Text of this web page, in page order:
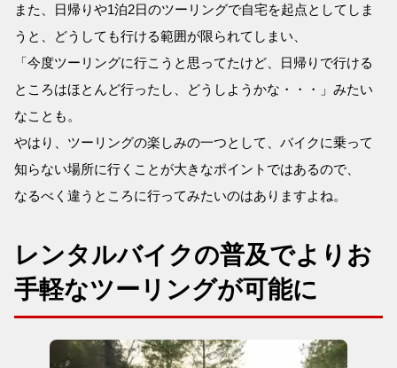
また、日帰りや1泊2日のツーリングで自宅を起点としてしま
うと、どうしても行ける範囲が限られてしまい、
「今度ツーリングに行こうと思ってたけど、日帰りで行ける
ところはほとんど行ったし、どうしようかな・・・」みたい
なことも。
やはり、ツーリングの楽しみの一つとして、バイクに乗って
知らない場所に行くことが大きなポイントではあるので、
なるべく違うところに行ってみたいのはありますよね。
レンタルバイクの普及でよりお
手軽なツーリングが可能に